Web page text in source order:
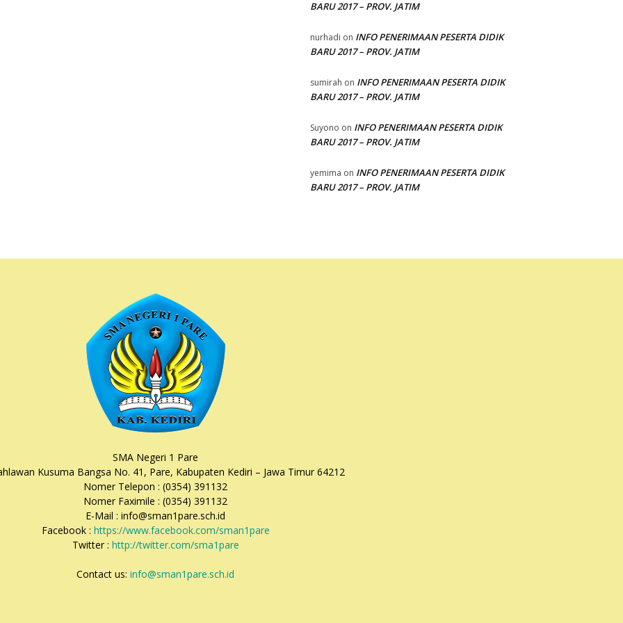
BARU 2017 – PROV. JATIM
nurhadi on INFO PENERIMAAN PESERTA DIDIK
BARU 2017 – PROV. JATIM
sumirah on INFO PENERIMAAN PESERTA DIDIK
BARU 2017 – PROV. JATIM
Suyono on INFO PENERIMAAN PESERTA DIDIK
BARU 2017 – PROV. JATIM
yemima on INFO PENERIMAAN PESERTA DIDIK
BARU 2017 – PROV. JATIM
SMA Negeri 1 Pare
Kusuma Bangsa No. 41, Pare, Kabupaten Kediri – Jawa Timur 64212
Nomer Telepon : (0354) 391132
Nomer Faximile : (0354) 391132
E-Mail : info@sman1pare.sch.id
Facebook : https://www.facebook.com/sman1pare
Twitter : http://twitter.com/sma1pare
Contact us:info@sman1pare.sch.id